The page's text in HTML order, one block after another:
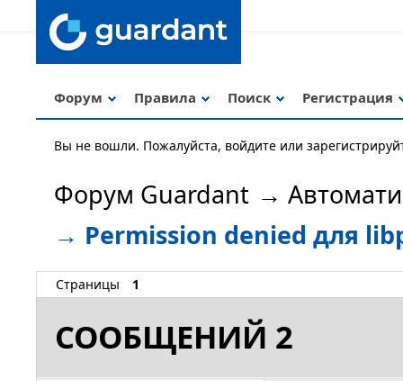
Форум Правила Поиск Регистрация
Вы не вошли. Пожалуйста, войдите или
Форум Guardant →
→ Permission denied для
Страницы 1
СООБЩЕНИЙ 2